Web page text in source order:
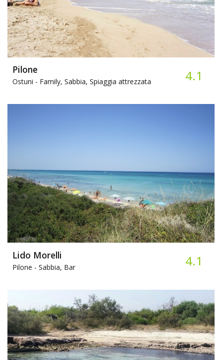
Pilone
Ostuni - Family, Sabbia, Spiaggia attrezzata 4.1
Lido Morelli
Pilone - Sabbia, Bar 4.1